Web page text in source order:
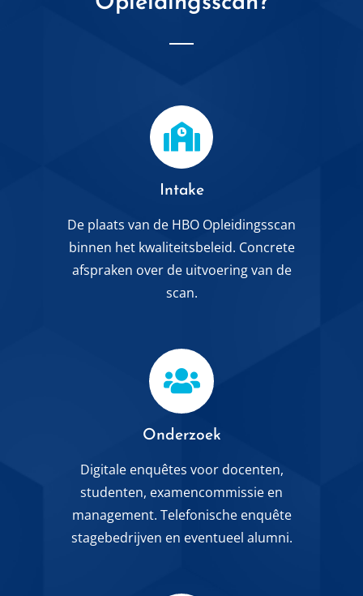
Intake
De plaats van de HBO Opleidingsscan
binnen het kwaliteitsbeleid. Concrete
afspraken over de uitvoering van de
scan.
Onderzoek
Digitale enquêtes voor docenten,
studenten, examencommissie en
management. Telefonische enquête
stagebedrijven en eventueel alumni.